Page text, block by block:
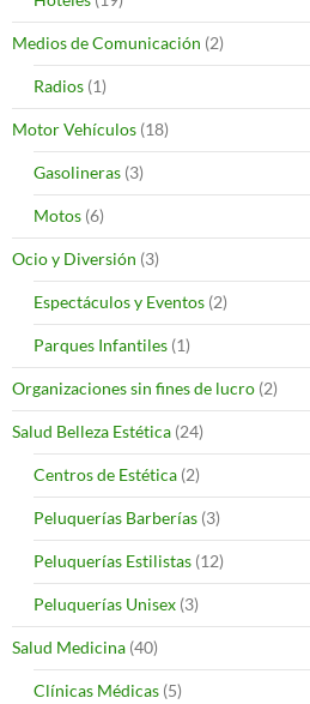
Medios de Comunicación (2)
Radios (1)
Motor Vehículos (18)
Gasolineras (3)
Motos (6)
Ocio y Diversión (3)
Espectáculos y Eventos (2)
Parques Infantiles (1)
Organizaciones sin fines de lucro (2)
Salud Belleza Estética (24)
Centros de Estética (2)
Peluquerías Barberías (3)
Peluquerías Estilistas (12)
Peluquerías Unisex (3)
Salud Medicina (40)
Clínicas Médicas (5)